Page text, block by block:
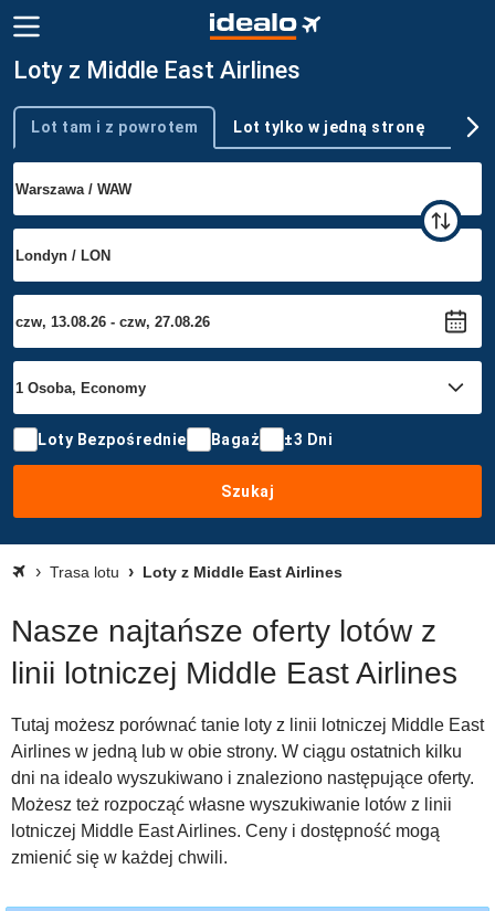
Loty z Middle East Airlines
Typ podróży
Lot tam i z powrotem Lot tylko w jedną stronę
Loty Bezpośrednie Bagaż ±3 Dni
Szukaj
Trasa lotu Loty z Middle East Airlines
Nasze najtańsze oferty lotów z
linii lotniczej Middle East Airlines
Tutaj możesz porównać tanie loty z linii lotniczej Middle East
Airlines w jedną lub w obie strony. W ciągu ostatnich kilku
dni na idealo wyszukiwano i znaleziono następujące oferty.
Możesz też rozpocząć własne wyszukiwanie lotów z linii
lotniczej Middle East Airlines. Ceny i dostępność mogą
zmienić się w każdej chwili.